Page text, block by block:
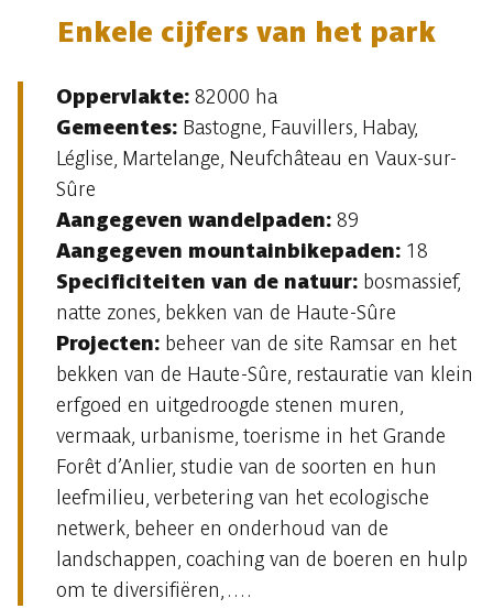
Enkele cijfers van het park
Oppervlakte: 82000 ha
Gemeentes: Bastogne, Fauvillers, Habay,
Léglise, Martelange, Neufchâteau en Vaux-sur-
Sûre
Aangegeven wandelpaden: 89
Aangegeven mountainbikepaden: 18
Specificiteiten van de natuur: bosmassief,
natte zones, bekken van de Haute-Sûre
Projecten: beheer van de site Ramsar en het
bekken van de Haute-Sûre, restauratie van klein
erfgoed en uitgedroogde stenen muren,
vermaak, urbanisme, toerisme in het Grande
Forêt d’Anlier, studie van de soorten en hun
leefmilieu, verbetering van het ecologische
netwerk, beheer en onderhoud van de
landschappen, coaching van de boeren en hulp
om te diversifiëren,….